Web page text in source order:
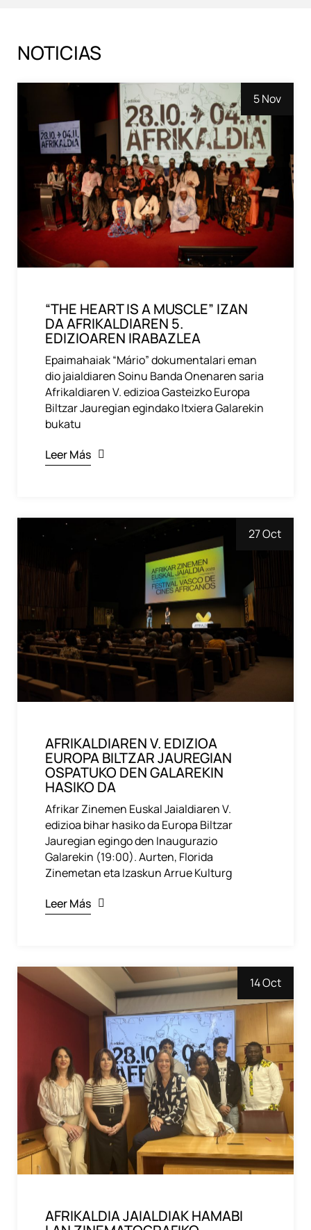
NOTICIAS
5 Nov
“THE HEART IS A MUSCLE” IZAN
DA AFRIKALDIAREN 5.
EDIZIOAREN IRABAZLEA
Epaimahaiak “Mário” dokumentalari eman
dio jaialdiaren Soinu Banda Onenaren saria
Afrikaldiaren V. edizioa Gasteizko Europa
Biltzar Jauregian egindako Itxiera Galarekin
bukatu
Leer Más
27 Oct
AFRIKALDIAREN V. EDIZIOA
EUROPA BILTZAR JAUREGIAN
OSPATUKO DEN GALAREKIN
HASIKO DA
Afrikar Zinemen Euskal Jaialdiaren V.
edizioa bihar hasiko da Europa Biltzar
Jauregian egingo den Inaugurazio
Galarekin (19:00). Aurten, Florida
Zinemetan eta Izaskun Arrue Kulturg
Leer Más
14 Oct
AFRIKALDIA JAIALDIAK HAMABI